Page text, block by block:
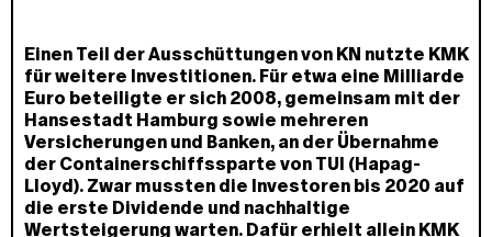
Einen Teil der Ausschüttungen von KN nutzte KMK
für weitere Investitionen. Für etwa eine Milliarde
Euro beteiligte er sich 2008, gemeinsam mit der
Hansestadt Hamburg sowie mehreren
Versicherungen und Banken, an der Übernahme
der Containerschiffssparte von TUI (Hapag-
Lloyd). Zwar mussten die Investoren bis 2020 auf
die erste Dividende und nachhaltige
Wertsteigerung warten. Dafür erhielt allein KMK